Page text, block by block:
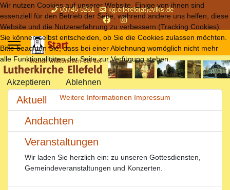
03745 5261 kg.ellefeld(at)evlks.de
Aktuell
Andachten
Veranstaltungen
Wir laden Sie herzlich ein: zu unseren Gottesdiensten,
Gemeindeveranstaltungen und Konzerten.
Wir nutzen Cookies auf unserer Website. Einige von ihnen sind
essenziell für den Betrieb der Seite, während andere uns helfen, diese
Website und die Nutzererfahrung zu verbessern (Tracking Cookies).
Sie können selbst entscheiden, ob Sie die Cookies zulassen möchten.
Bitte beachten Sie, dass bei einer Ablehnung womöglich nicht mehr
alle Funktionalitäten der Seite zur Verfügung stehen.
Akzeptieren Ablehnen
Weitere Informationen Impressum